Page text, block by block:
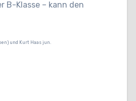
B-Klasse – kann den
und Kurt Haas jun.